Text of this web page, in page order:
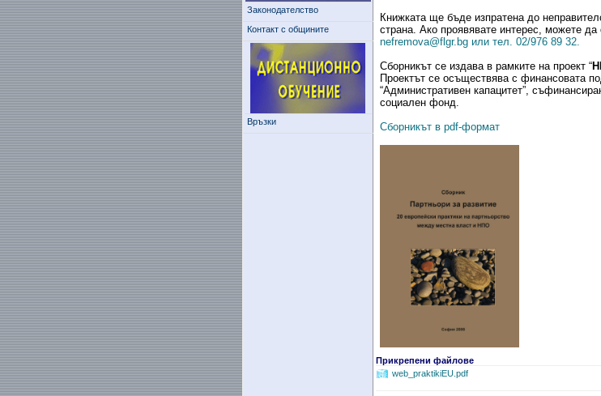
Законодателство
Контакт с общините
Връзки
Книжката ще бъде изпратена до
страна. Ако проявявате интерес, можете
nefremova@flgr.bgили тел. 02/976 89 32.
Сборникът се издава в рамките на проект “
Проектът се осъществява с финансовата
“Административен капацитет”,
социален фонд.
Сборникът в pdf-формат
Прикрепени файлове
web_praktikiEU.pdf